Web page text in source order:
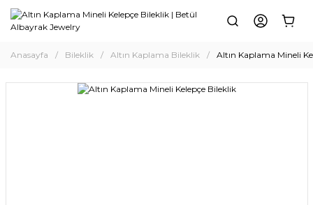
Anasayfa Bileklik Altın Kaplama Bileklik Altın Kaplama Mineli